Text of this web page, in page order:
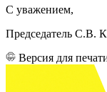
С уважением,
Председатель С.В.
Версия для